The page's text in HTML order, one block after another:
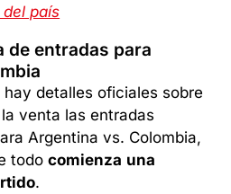
país
de entradas para
detalles oficiales sobre
venta las entradas
Argentina vs. Colombia,
todocomienza una
.